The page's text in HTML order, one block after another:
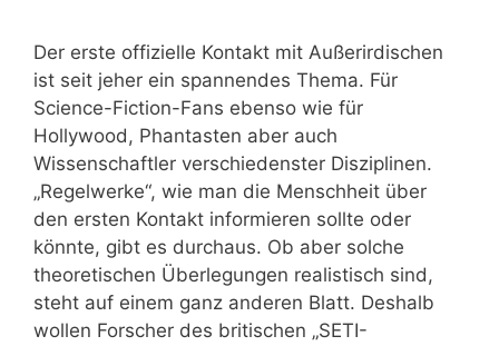
Der erste offizielle Kontakt mit Außerirdischen
ist seit jeher ein spannendes Thema. Für
Science-Fiction-Fans ebenso wie für
Hollywood, Phantasten aber auch
Wissenschaftler verschiedenster Disziplinen.
„Regelwerke“, wie man die Menschheit über
den ersten Kontakt informieren sollte oder
könnte, gibt es durchaus. Ob aber solche
theoretischen Überlegungen realistisch sind,
steht auf einem ganz anderen Blatt. Deshalb
wollen Forscher des britischen „SETI-